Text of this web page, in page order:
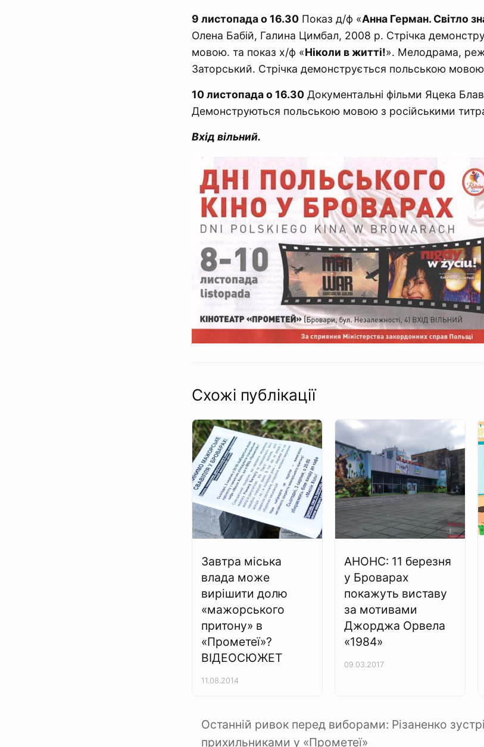
9 листопада о 16.30 Показ д/ф «Анна Герман. Світло
Олена Бабій, Галина Цимбал, 2008 р. Стрічка
мовою. та показ х/ф «Ніколи в житті!». Мелодрама,
Заторський. Стрічка демонструється польською
10 листопада о 16.30 Документальні фільми Яцека
Демонструються польською мовою з російськими
Вхід вільний.
Схожі публікації
Завтра міська
влада може
вирішити долю
«мажорського
притону» в
«Прометеї»?
ВІДЕОСЮЖЕТ
11.08.2014
АНОНС: 11 березня
у Броварах
покажуть виставу
за мотивами
Джорджа Орвела
«1984»
09.03.2017
Останній ривок перед виборами: Різаненко
прихильниками у «Прометеї»